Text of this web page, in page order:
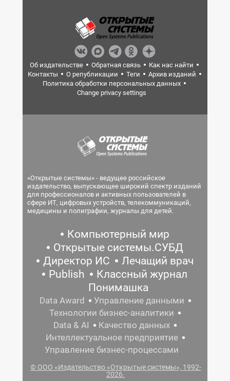
Об издательстве Обратная связь
Как нас найти
Контакты
О републикации Теги
Архив изданий
Политика обработки персональных данных
Change privacy settings
«Открытые системы» - ведущее российское
издательство, выпускающее широкий спектр изданий
для профессионалов и активных пользователей в
сфере ИТ, цифровых устройств, телекоммуникаций,
медицины и полиграфии, журналы для детей.
Компьютерный мир
Открытые системы.СУБД
Директор ИС
Лечащий врач
Publish
Классный журнал
Понимашка
Data Award
Управление данными
Технологии бизнес-аналитики
Data & AI
Качество данных
Интеллектуальное предприятие
Управление бизнес-процессами
© ООО «Издательство «Открытые системы», 1992-
2026.